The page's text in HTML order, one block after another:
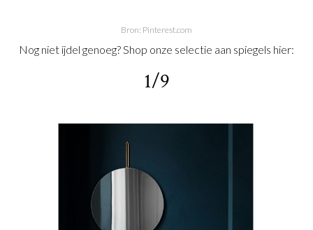
Bron: Pinterest.com
Nog niet ijdel genoeg? Shop onze selectie aan spiegels hier:
1/9